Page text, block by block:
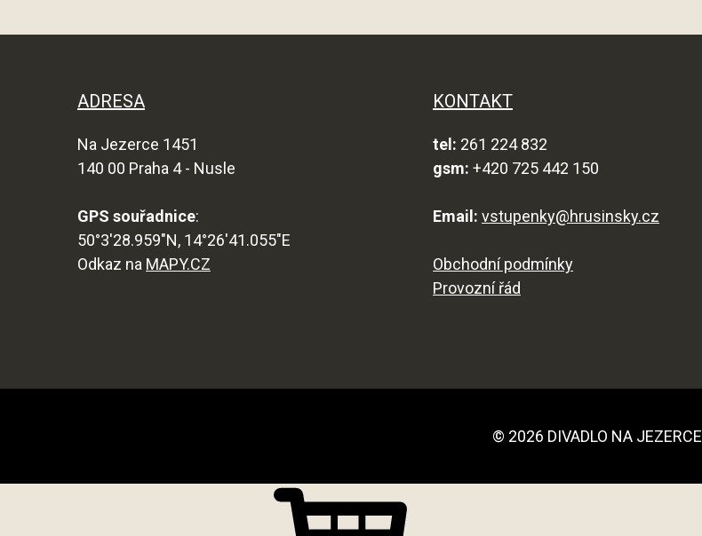
ADRESA
Na Jezerce 1451
140 00 Praha 4 - Nusle
GPS souřadnice:
50°3'28.959"N, 14°26'41.055"E
Odkaz na MAPY.CZ
KONTAKT
tel: 261 224 832
gsm: +420 725 442 150
Email: vstupenky@hrusinsky.cz
Obchodní podmínky
Provozní řád
© 2026 DIVADLO NA JEZERCE